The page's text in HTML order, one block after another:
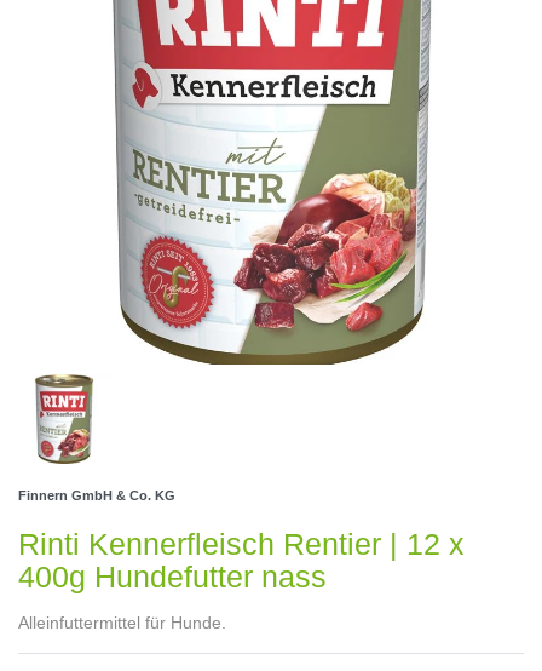
Finnern GmbH & Co. KG
Rinti Kennerfleisch Rentier | 12 x
400g Hundefutter nass
Alleinfuttermittel für Hunde.